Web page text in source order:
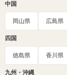
中国
岡山県 広島県
四国
徳島県 香川県
九州・沖縄